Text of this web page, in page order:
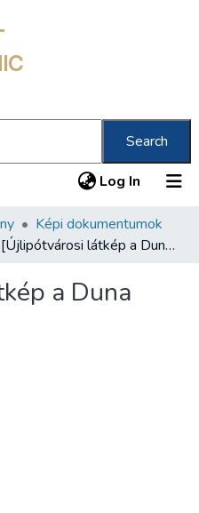
Search
Log In (current)
Képi dokumentumok
[Újlipótvárosi látkép a Duna felől]
a Duna